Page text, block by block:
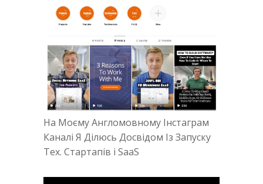
На Моєму Англомовному Інстаграм
Каналі Я Ділюсь Досвідом Із Запуску
Тех. Стартапів і SaaS